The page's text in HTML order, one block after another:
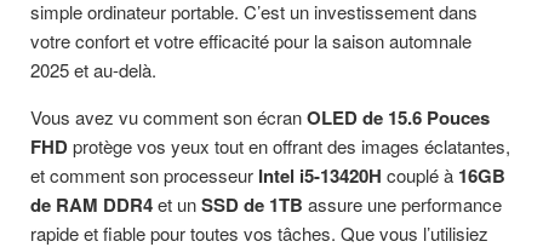
simple ordinateur portable. C’est un investissement dans
votre confort et votre efficacité pour la saison automnale
2025 et au-delà.
Vous avez vu comment son écranOLED de 15.6 Pouces
FHDprotège vos yeux tout en offrant des images éclatantes,
et comment son processeur Intel i5-13420H couplé à 16GB
de RAM DDR4et unSSD de 1TB assure une performance
rapide et fiable pour toutes vos tâches. Que vous l’utilisiez